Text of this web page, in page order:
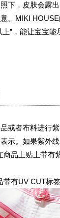
下，皮肤会露
。MIKI
”，能让宝宝能
或者布料进行
示。如果紫外
商品上贴上带有
有UV CUT标